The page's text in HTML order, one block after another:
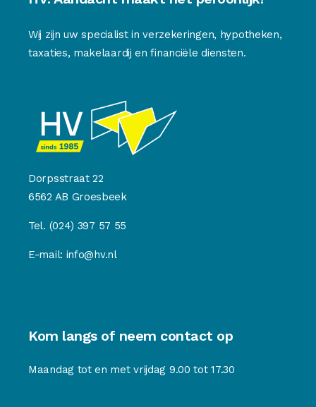
Wij zijn uw specialist in verzekeringen, hypotheken,
taxaties, makelaardij en financiële diensten.
Dorpsstraat 22
6562 AB Groesbeek
Tel. (024) 397 57 55
E-mail: info@hv.nl
Kom langs of neem contact op
Maandag tot en met vrijdag 9.00 tot 17.30